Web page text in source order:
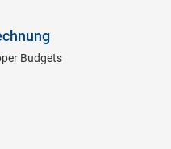
Budgets